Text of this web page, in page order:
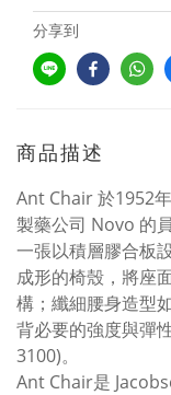
分享到
商品描述
Ant Chair 於1952
製藥公司 Novo 的
一張以積層膠合板
成形的椅殼，將座
構；纖細腰身造型
背必要的強度與彈
3100)。
Ant Chair是